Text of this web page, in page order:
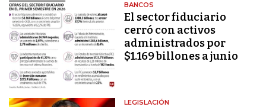
BANCOS
El sector fiduciario
cerró con activos
administrados por
$1.169 billones a junio
LEGISLACIÓN